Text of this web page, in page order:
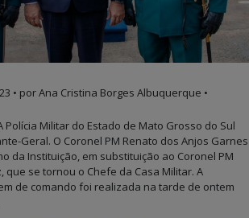
• por Ana Cristina Borges Albuquerque •
Polícia Militar do Estado de Mato Grosso do Sul
Geral. O Coronel PM Renato dos Anjos Garnes
da Instituição, em substituição ao Coronel PM
que se tornou o Chefe da Casa Militar. A
de comando foi realizada na tarde de ontem